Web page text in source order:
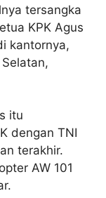
tersangka
KPK Agus
kantornya,
itu
dengan TNI
terakhir.
AW 101